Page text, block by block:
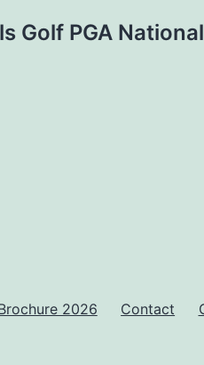
Golf PGA
2026 Contact